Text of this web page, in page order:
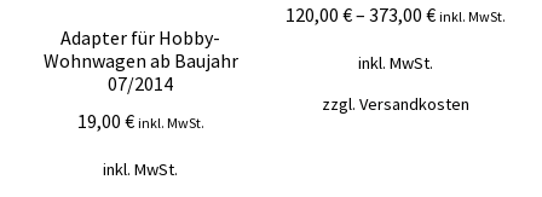
Adapter für Hobby-
Wohnwagen ab Baujahr
07/2014
19,00 € inkl. MwSt.
inkl. MwSt.
120,00 €– 373,00 € inkl. MwSt.
inkl. MwSt.
zzgl. Versandkosten